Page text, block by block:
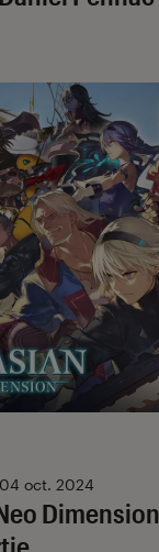
04 oct. 2024